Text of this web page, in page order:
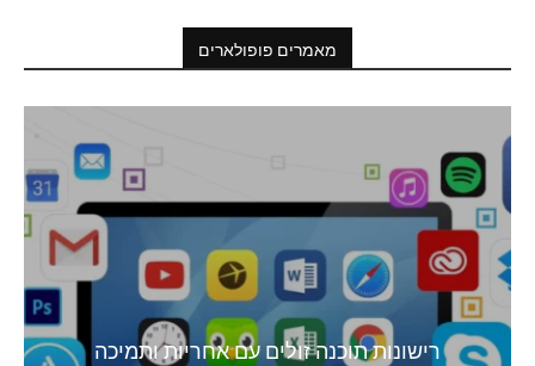
מאמרים פופולארים
רישונות תוכנה זולים עם אחריות ותמיכה